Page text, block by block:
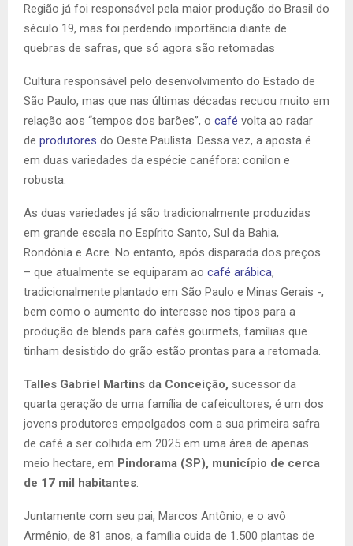
Região já foi responsável pela maior produção do Brasil do
século 19, mas foi perdendo importância diante de
quebras de safras, que só agora são retomadas
Cultura responsável pelo desenvolvimento do Estado de
São Paulo, mas que nas últimas décadas recuou muito em
relação aos “tempos dos barões”, o café volta ao radar
de produtores do Oeste Paulista. Dessa vez, a aposta é
em duas variedades da espécie canéfora: conilon e
robusta.
As duas variedades já são tradicionalmente produzidas
em grande escala no Espírito Santo, Sul da Bahia,
Rondônia e Acre. No entanto, após disparada dos preços
– que atualmente se equiparam ao café arábica,
tradicionalmente plantado em São Paulo e Minas Gerais -,
bem como o aumento do interesse nos tipos para a
produção de blends para cafés gourmets, famílias que
tinham desistido do grão estão prontas para a retomada.
Talles Gabriel Martins da Conceição, sucessor da
quarta geração de uma família de cafeicultores, é um dos
jovens produtores empolgados com a sua primeira safra
de café a ser colhida em 2025 em uma área de apenas
meio hectare, em Pindorama (SP), município de cerca
de 17 mil habitantes.
Juntamente com seu pai, Marcos Antônio, e o avô
Armênio, de 81 anos, a família cuida de 1.500 plantas de